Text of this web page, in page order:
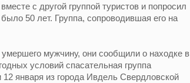
с другой группой туристов и попросил
50 лет. Группа, сопроводившая его на
умершего мужчину, они сообщили о находке в
условий спасательная группа
января из города Ивдель Свердловской